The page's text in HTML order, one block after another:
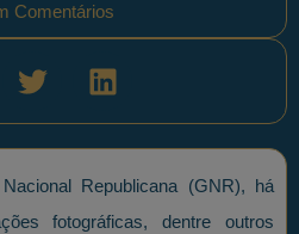
Comentários
Republicana (GNR), há
fotográficas, dentre outros